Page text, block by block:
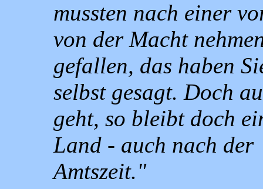
mussten nach einer
von der Macht
gefallen, das haben
selbst gesagt. Doch
geht, so bleibt doch
Land - auch nach der
Amtszeit."